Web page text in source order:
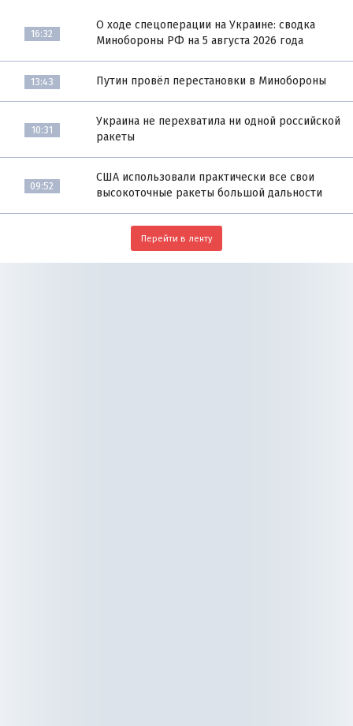
16:32
О ходе спецоперации на Украине: сводка
Минобороны РФ на 5 августа 2026 года
13:43 Путин провёл перестановки в Минобороны
10:31
Украина не перехватила ни одной российской
ракеты
09:52
США использовали практически все свои
высокоточные ракеты большой дальности
Перейти в ленту